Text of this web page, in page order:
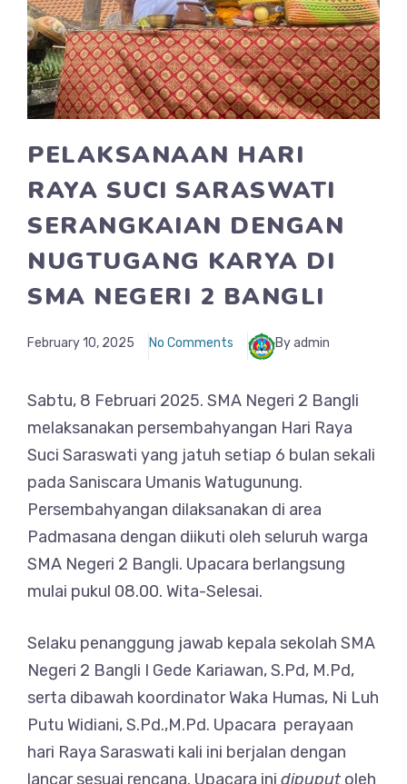
PELAKSANAAN HARI
RAYA SUCI SARASWATI
SERANGKAIAN DENGAN
NUGTUGANG KARYA DI
SMA NEGERI 2 BANGLI
February 10, 2025 No Comments By admin
Sabtu, 8 Februari 2025. SMA Negeri 2 Bangli
melaksanakan persembahyangan Hari Raya
Suci Saraswati yang jatuh setiap 6 bulan sekali
pada Saniscara Umanis Watugunung.
Persembahyangan dilaksanakan di area
Padmasana dengan diikuti oleh seluruh warga
SMA Negeri 2 Bangli. Upacara berlangsung
mulai pukul 08.00. Wita-Selesai.
Selaku penanggung jawab kepala sekolah SMA
Negeri 2 Bangli I Gede Kariawan, S.Pd, M.Pd,
serta dibawah koordinator Waka Humas, Ni Luh
Putu Widiani, S.Pd.,M.Pd. Upacara perayaan
hari Raya Saraswati kali ini berjalan dengan
lancar sesuai rencana. Upacara ini dipuput oleh